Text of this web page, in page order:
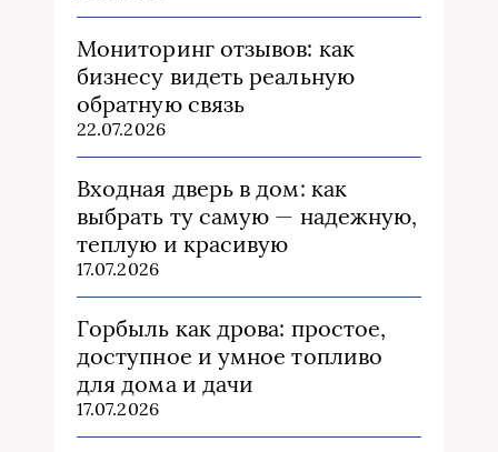
Мониторинг отзывов: как
бизнесу видеть реальную
обратную связь
22.07.2026
Входная дверь в дом: как
выбрать ту самую — надежную,
теплую и красивую
17.07.2026
Горбыль как дрова: простое,
доступное и умное топливо
для дома и дачи
17.07.2026